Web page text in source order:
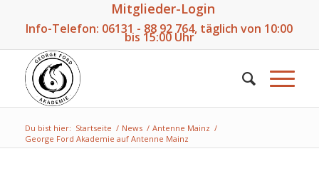
Mitglieder-Login
Info-Telefon: 06131 - 88 92 764, täglich von 10:00
bis 15:00 Uhr
Du bist hier: Startseite / News / Antenne Mainz /
George Ford Akademie auf Antenne Mainz